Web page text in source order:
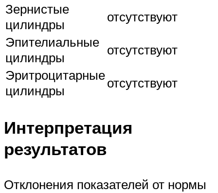
Зернистые
цилиндры
отсутствуют
Эпителиальные
цилиндры
отсутствуют
Эритроцитарные
цилиндры
отсутствуют
Интерпретация
результатов
Отклонения показателей от нормы